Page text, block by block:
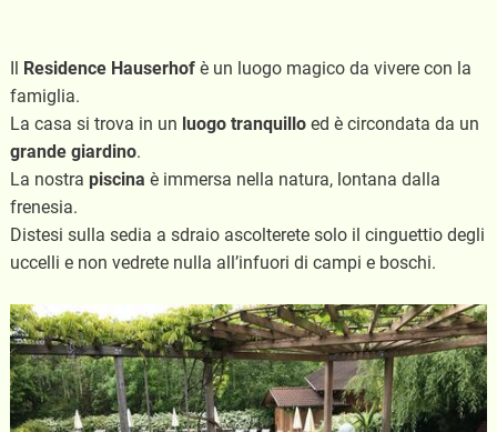
Il Residence Hauserhofè un luogo magico da vivere con la
famiglia.
La casa si trova in un luogo tranquilloed è circondata da un
grande giardino.
La nostra piscina è immersa nella natura, lontana dalla
frenesia.
Distesi sulla sedia a sdraio ascolterete solo il cinguettio degli
uccelli e non vedrete nulla all’infuori di campi e boschi.